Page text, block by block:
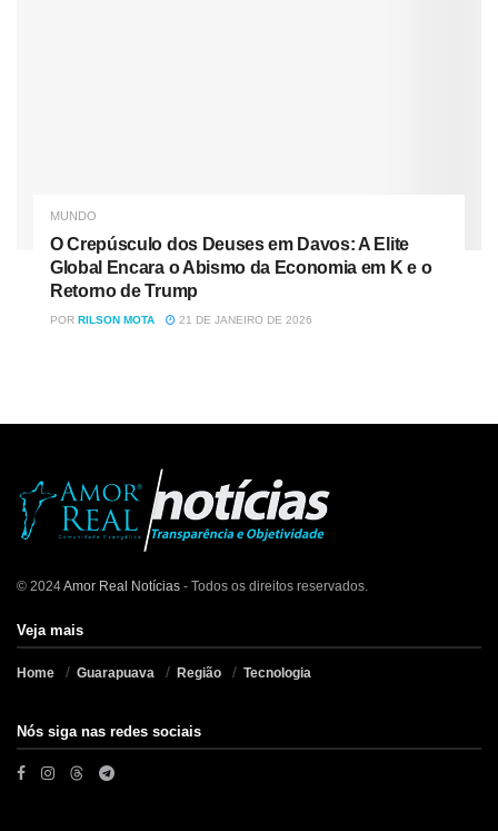
MUNDO
O Crepúsculo dos Deuses em Davos: A Elite
Global Encara o Abismo da Economia em K e o
Retorno de Trump
POR RILSON MOTA 21 DE JANEIRO DE 2026
© 2024Amor Real Notícias - Todos os direitos reservados.
Veja mais
Home Guarapuava Região Tecnologia
Nós siga nas redes sociais